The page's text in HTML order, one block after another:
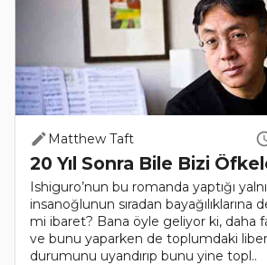
Matthew Taft
20 Yıl Sonra Bile Bizi
Ishiguro’nun bu romanda yaptığı
insanoğlunun sıradan
mi ibaret? Bana öyle geliyor ki, daha
ve bunu yaparken de toplumdaki
durumunu uyandırıp bunu yine topl..